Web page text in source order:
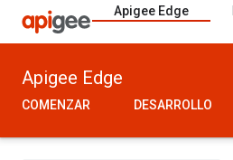
Apigee Edge
Apigee Edge
COMENZAR DESARROLLO